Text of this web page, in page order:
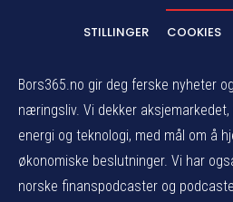
STILLINGER COOKIES
Bors365.no gir deg ferske nyheter
næringsliv. Vi dekker
energi og teknologi, med mål om å
økonomiske beslutninger. Vi har
norske finanspodcaster og